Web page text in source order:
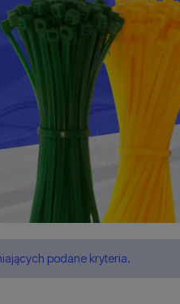
podane kryteria.